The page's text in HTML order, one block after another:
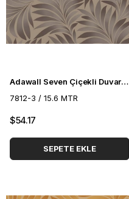
Adawall Seven Çiçekli Duvar Kağıdı 7812-3
7812-3 / 15.6 MTR
$54.17
SEPETE EKLE